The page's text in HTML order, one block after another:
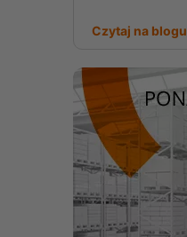
Czytaj na blogu